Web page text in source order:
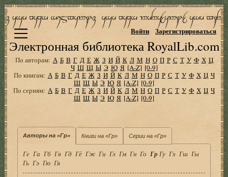
Электронная библиотека RoyalLib.com
Войти Зарегистрироваться
По авторам: А Б В Г Д Е Ж З И Й К Л М Н О П Р С Т У Ф Х Ц
Ч Ш Щ Ы Э Ю Я [A-Z] [0-9]
По книгам: А Б В Г Д Е Ж З И Й К Л М Н О П Р С Т У Ф Х Ц Ч
Ш Щ Ы Э Ю Я [A-Z] [0-9]
По сериям: А Б В Г Д Е Ж З И Й К Л М Н О П Р С Т У Ф Х Ц Ч
Ш Щ Ы Э Ю Я [A-Z] [0-9]
Авторы на «Гр» Книги на «Гр» Серии на «Гр»
Гe Га Гб Гв Гд Гё Гж Ги Гл Гм Гн Го Гр Гу Гх Гш Гы
Гь Гэ Гю Гя